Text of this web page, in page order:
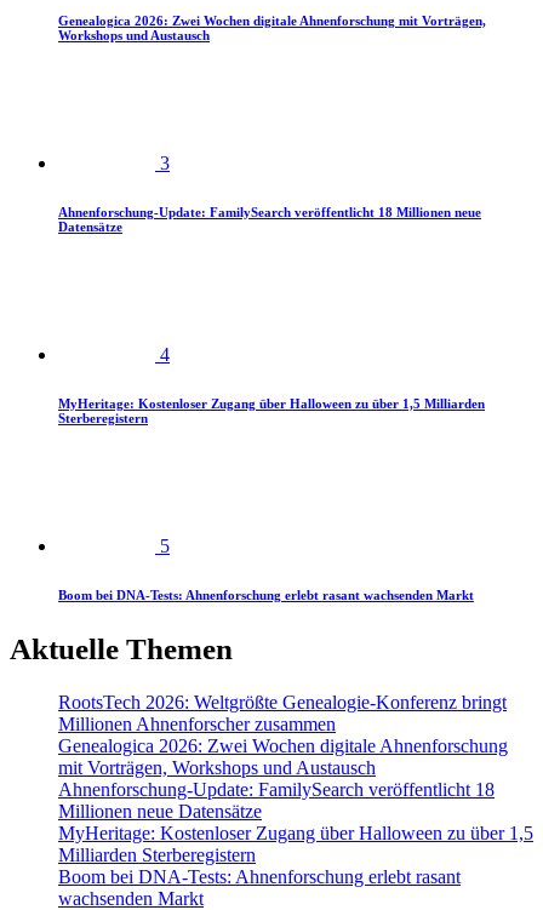
Genealogica 2026: Zwei Wochen digitale Ahnenforschung mit Vorträgen,
Workshops und Austausch
3
Ahnenforschung-Update: FamilySearch veröffentlicht 18 Millionen neue
Datensätze
4
MyHeritage: Kostenloser Zugang über Halloween zu über 1,5 Milliarden
Sterberegistern
5
Boom bei DNA-Tests: Ahnenforschung erlebt rasant wachsenden Markt
Aktuelle Themen
RootsTech 2026: Weltgrößte Genealogie-Konferenz bringt
Millionen Ahnenforscher zusammen
Genealogica 2026: Zwei Wochen digitale Ahnenforschung
mit Vorträgen, Workshops und Austausch
Ahnenforschung-Update: FamilySearch veröffentlicht 18
Millionen neue Datensätze
MyHeritage: Kostenloser Zugang über Halloween zu über 1,5
Milliarden Sterberegistern
Boom bei DNA-Tests: Ahnenforschung erlebt rasant
wachsenden Markt